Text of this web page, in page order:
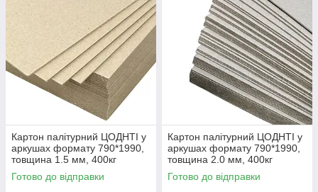
Картон палітурний ЦОДНТІ у
аркушах формату 790*1990,
товщина 1.5 мм, 400кг
палета КР/Р-790*1990-
1.5/400-1
Готово до відправки
Картон палітурний ЦОДНТІ у
аркушах формату 790*1990,
товщина 2.0 мм, 400кг
палета КР/Р-790*1990-
2.0/400-1
Готово до відправки